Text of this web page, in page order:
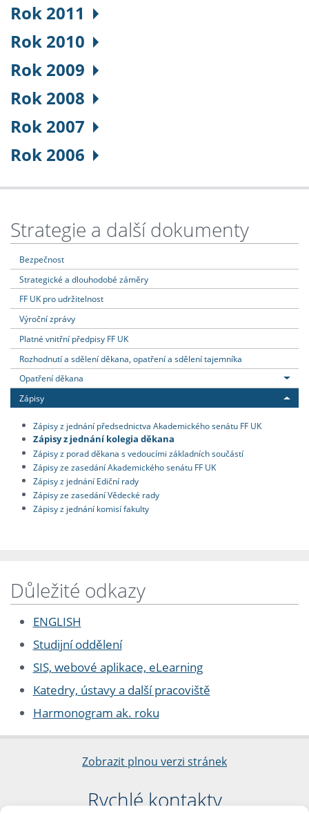
Rok 2011
Rok 2010
Rok 2009
Rok 2008
Rok 2007
Rok 2006
Strategie a další dokumenty
Bezpečnost
Strategické a dlouhodobé záměry
FF UK pro udržitelnost
Výroční zprávy
Platné vnitřní předpisy FF UK
Rozhodnutí a sdělení děkana, opatření a sdělení tajemníka
Opatření děkana
Zápisy
Zápisy z jednání předsednictva Akademického senátu FF UK
Zápisy z jednání kolegia děkana
Zápisy z porad děkana s vedoucími základních součástí
Zápisy ze zasedání Akademického senátu FF UK
Zápisy z jednání Ediční rady
Zápisy ze zasedání Vědecké rady
Zápisy z jednání komisí fakulty
Důležité odkazy
ENGLISH
Studijní oddělení
SIS, webové aplikace, eLearning
Katedry, ústavy a další pracoviště
Harmonogram ak. roku
Zobrazit plnou verzi stránek
Rychlé kontakty